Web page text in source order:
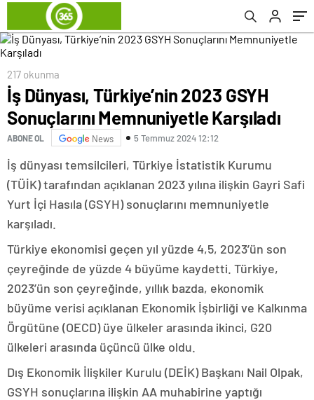
217 okunma
İş Dünyası, Türkiye’nin 2023 GSYH
Sonuçlarını Memnuniyetle Karşıladı
ABONE OL News 5 Temmuz 2024 12:12
İş dünyası temsilcileri, Türkiye İstatistik Kurumu
(TÜİK) tarafından açıklanan 2023 yılına ilişkin Gayri Safi
Yurt İçi Hasıla (GSYH) sonuçlarını memnuniyetle
karşıladı.
Türkiye ekonomisi geçen yıl yüzde 4,5, 2023’ün son
çeyreğinde de yüzde 4 büyüme kaydetti. Türkiye,
2023’ün son çeyreğinde, yıllık bazda, ekonomik
büyüme verisi açıklanan Ekonomik İşbirliği ve Kalkınma
Örgütüne (OECD) üye ülkeler arasında ikinci, G20
ülkeleri arasında üçüncü ülke oldu.
Dış Ekonomik İlişkiler Kurulu (DEİK) Başkanı Nail Olpak,
GSYH sonuçlarına ilişkin AA muhabirine yaptığı